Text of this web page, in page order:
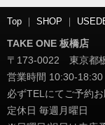
Top ｜ SHOP ｜
TAKE ONE 板橋店
〒173-0022 東京都
営業時間 10:30-
必ずTELにてご予約お
定休日 毎週月曜日